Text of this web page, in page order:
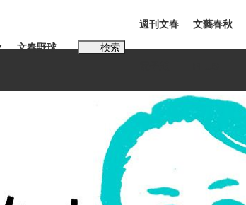
文春野球 検索
週刊文春 文藝春秋